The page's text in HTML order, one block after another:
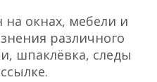
на окнах, мебели и
различного
шпаклёвка, следы